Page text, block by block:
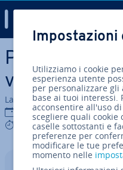
Vai al contenuto prin­ci­pa­le
Personas:
vicino al
La redazione di IONOS
02 ago 2019
9 mins
Indice
Impostazioni
Utilizziamo i cookie
esperienza utente
per personalizzare
base ai tuoi interessi.
acconsentire all'uso
scegliere quali cookie
caselle sottostanti e
preferenze per
modificare le tue
momento nelle